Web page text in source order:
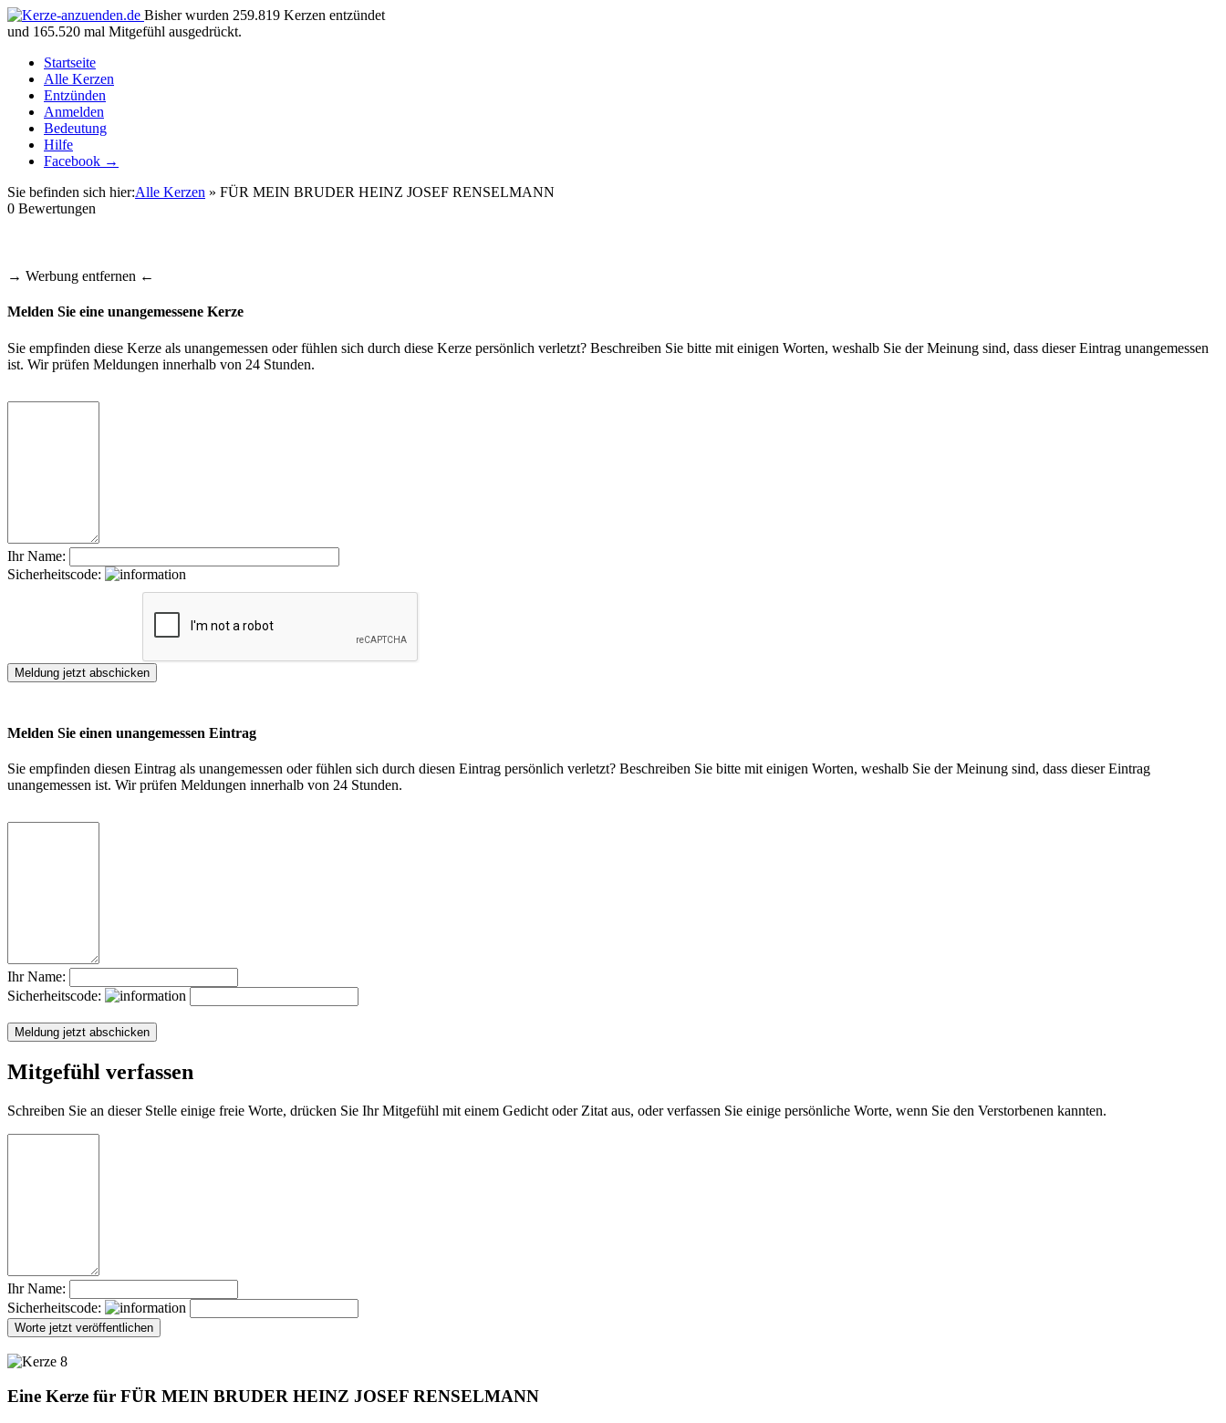
Bisher wurden 259.819 Kerzen entzündet
und 165.520 mal Mitgefühl ausgedrückt.
Startseite
Alle Kerzen
Entzünden
Anmelden
Bedeutung
Hilfe
Facebook →
Sie befinden sich hier:Alle Kerzen » FÜR MEIN BRUDER HEINZ JOSEF RENSELMANN
0 Bewertungen
→ Werbung entfernen ←
Melden Sie eine unangemessene Kerze
Sie empfinden diese Kerze als unangemessen oder fühlen sich durch diese Kerze persönlich verletzt? Beschreiben Sie bitte mit einigen Worten, weshalb Sie der Meinung sind, dass dieser Eintrag unangemessen
ist. Wir prüfen Meldungen innerhalb von 24 Stunden.
Ihr Name:
Sicherheitscode:
Melden Sie einen unangemessen Eintrag
Sie empfinden diesen Eintrag als unangemessen oder fühlen sich durch diesen Eintrag persönlich verletzt? Beschreiben Sie bitte mit einigen Worten, weshalb Sie der Meinung sind, dass dieser Eintrag
unangemessen ist. Wir prüfen Meldungen innerhalb von 24 Stunden.
Ihr Name:
Sicherheitscode:
Mitgefühl verfassen
Schreiben Sie an dieser Stelle einige freie Worte, drücken Sie Ihr Mitgefühl mit einem Gedicht oder Zitat aus, oder verfassen Sie einige persönliche Worte, wenn Sie den Verstorbenen kannten.
Ihr Name:
Sicherheitscode:
Eine Kerze für FÜR MEIN BRUDER HEINZ JOSEF RENSELMANN